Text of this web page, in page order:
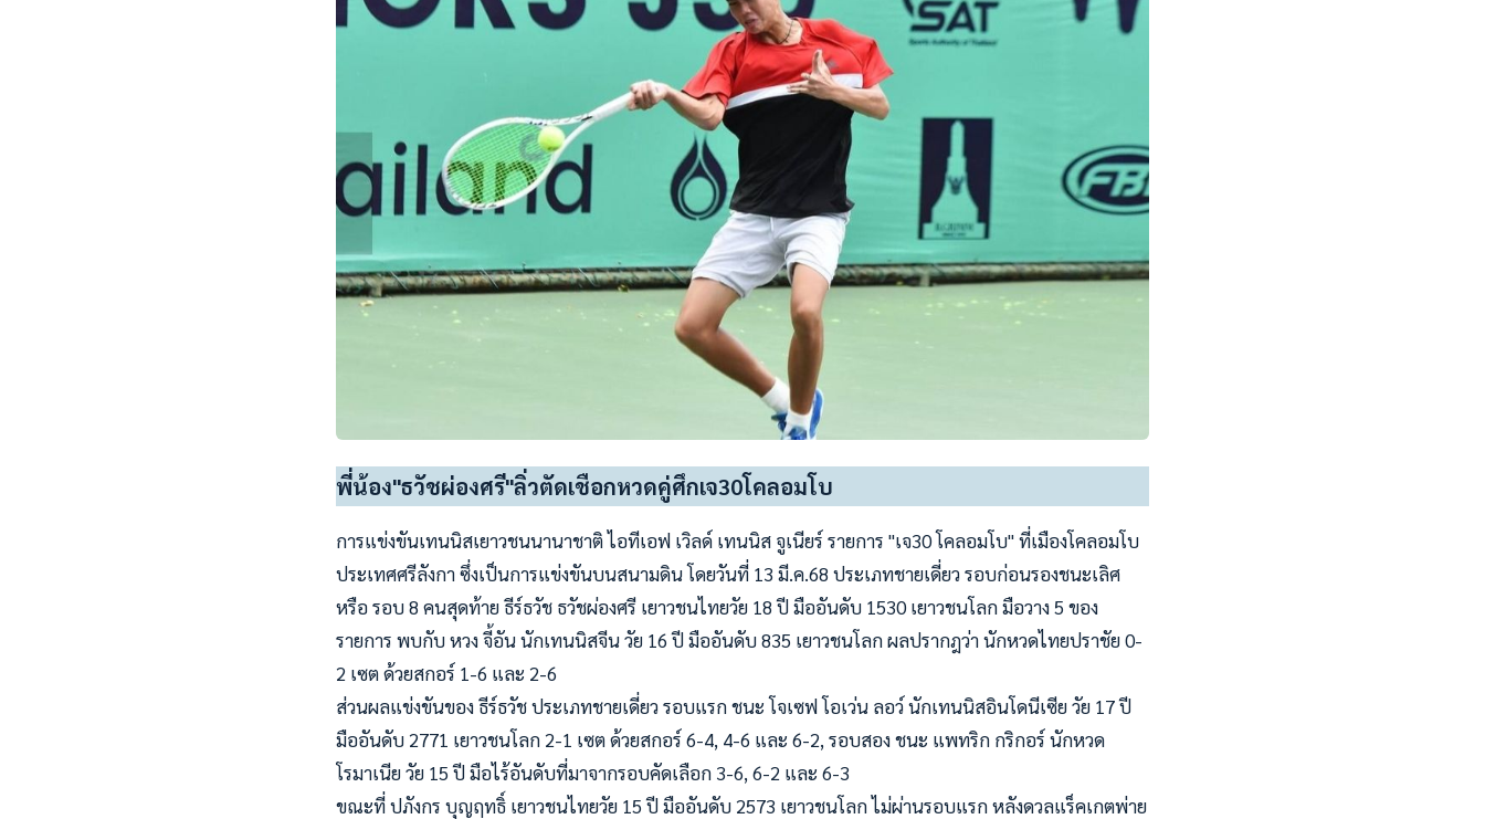
พี่น้อง"ธวัชผ่องศรี"ลิ่วตัดเชือกหวดคู่ศึกเจ30โคลอมโบ
การแข่งขันเทนนิสเยาวชนนานาชาติ ไอทีเอฟ เวิลด์ เทนนิส จูเนียร์ รายการ "เจ30 โคลอมโบ" ที่เมืองโคลอมโบ
ประเทศศรีลังกา ซึ่งเป็นการแข่งขันบนสนามดิน โดยวันที่ 13 มี.ค.68 ประเภทชายเดี่ยว รอบก่อนรองชนะเลิศ
หรือ รอบ 8 คนสุดท้าย ธีร์ธวัช ธวัชผ่องศรี เยาวชนไทยวัย 18 ปี มืออันดับ 1530 เยาวชนโลก มือวาง 5 ของ
รายการ พบกับ หวง จี้อัน นักเทนนิสจีน วัย 16 ปี มืออันดับ 835 เยาวชนโลก ผลปรากฎว่า นักหวดไทยปราชัย 0-
2 เซต ด้วยสกอร์ 1-6 และ 2-6
ส่วนผลแข่งขันของ ธีร์ธวัช ประเภทชายเดี่ยว รอบแรก ชนะ โจเซฟ โอเว่น ลอว์ นักเทนนิสอินโดนีเซีย วัย 17 ปี
มืออันดับ 2771 เยาวชนโลก 2-1 เซต ด้วยสกอร์ 6-4, 4-6 และ 6-2, รอบสอง ชนะ แพทริก กริกอร์ นักหวด
โรมาเนีย วัย 15 ปี มือไร้อันดับที่มาจากรอบคัดเลือก 3-6, 6-2 และ 6-3
ขณะที่ ปภังกร บุญฤทธิ์ เยาวชนไทยวัย 15 ปี มืออันดับ 2573 เยาวชนโลก ไม่ผ่านรอบแรก หลังดวลแร็คเกตพ่าย